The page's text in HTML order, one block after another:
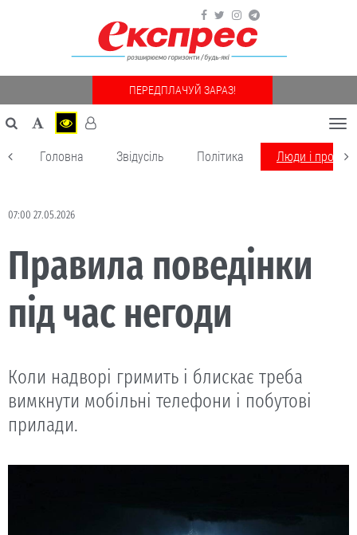
ПЕРЕДПЛАЧУЙ ЗАРАЗ!
Головна Звідусіль Політика Люди і
07:00 27.05.2026
Правила поведінки
під час негоди
Коли надворі гримить і блискає треба
вимкнути мобільні телефони і побутові
прилади.